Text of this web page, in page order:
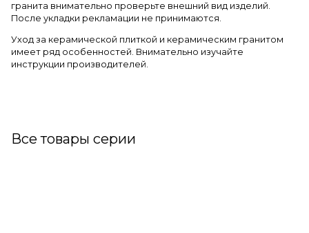
гранита внимательно проверьте внешний вид изделий.
После укладки рекламации не принимаются.
Уход за керамической плиткой и керамическим гранитом
имеет ряд особенностей. Внимательно изучайте
инструкции производителей.
Все товары серии